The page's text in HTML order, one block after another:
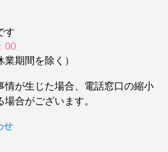
す
00
期間を除く）
が生じた場合、電話窓口の縮小
合がございます。
せ